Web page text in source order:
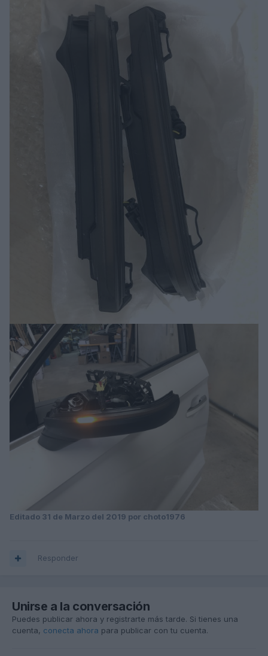
Editado 31 de Marzo del 2019 por choto1976
Responder
Unirse a la conversación
Puedes publicar ahora y registrarte más tarde. Si tienes una
cuenta, conecta ahora para publicar con tu cuenta.